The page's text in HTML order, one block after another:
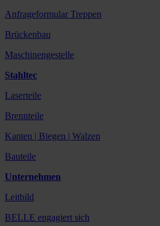
Anfrageformular Treppen
Brückenbau
Maschinengestelle
Stahltec
Laserteile
Brennteile
Kanten | Biegen | Walzen
Bauteile
Unternehmen
Leitbild
BELLE engagiert sich